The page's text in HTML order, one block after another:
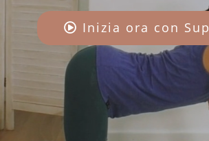
Inizia ora con